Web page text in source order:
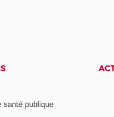
santé publique